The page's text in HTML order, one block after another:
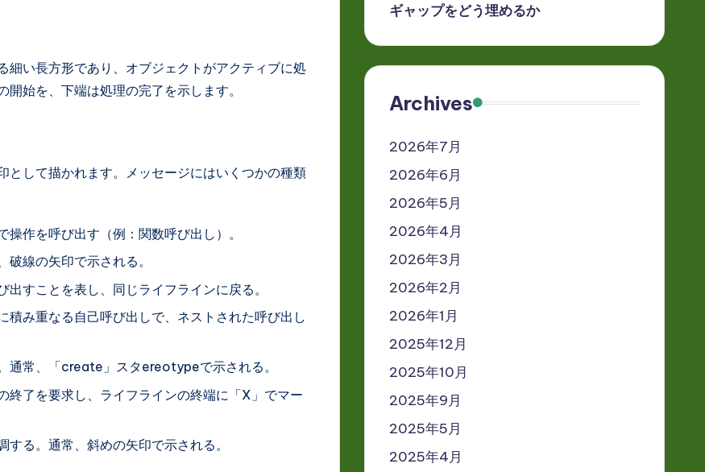
細い長方形であり、オブジェクトがアクティブに処
始を、下端は処理の完了を示します。
として描かれます。メッセージにはいくつかの種類
作を呼び出す（例：関数呼び出し）。
線の矢印で示される。
すことを表し、同じライフラインに戻る。
積み重なる自己呼び出しで、ネストされた呼び出し
通常、「create」スタereotypeで示される。
終了を要求し、ライフラインの終端に「X」でマー
る。通常、斜めの矢印で示される。
ギャップをどう埋めるか
Archives
2026年7月
2026年6月
2026年5月
2026年4月
2026年3月
2026年2月
2026年1月
2025年12月
2025年10月
2025年9月
2025年5月
2025年4月